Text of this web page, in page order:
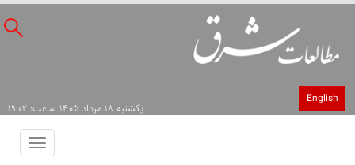
English
يکشنبه ۱۸ مرداد ۱۴۰۵ ساعت: ۱۹:۰۲
Toggle